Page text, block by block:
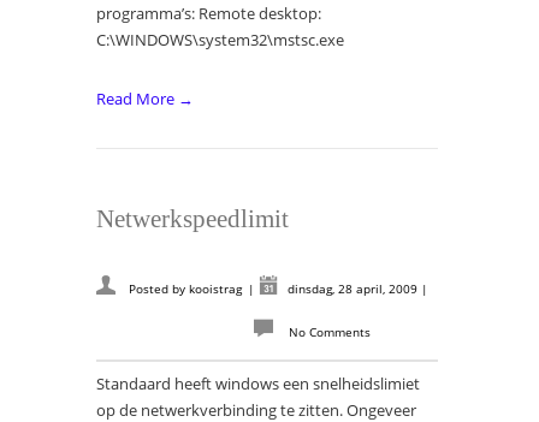
programma’s: Remote desktop:
C:\WINDOWS\system32\mstsc.exe
Read More →
Netwerkspeedlimit
Posted by kooistrag | dinsdag, 28 april, 2009 |
No Comments
Standaard heeft windows een snelheidslimiet
op de netwerkverbinding te zitten. Ongeveer